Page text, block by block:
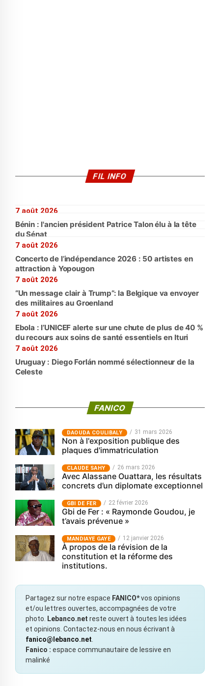
FIL INFO
7 août 2026
Bénin : l'ancien président Patrice Talon élu à la tête
du Sénat
7 août 2026
Concerto de l’indépendance 2026 : 50 artistes en
attraction à Yopougon
7 août 2026
“Un message clair à Trump”: la Belgique va envoyer
des militaires au Groenland
7 août 2026
Ebola : l’UNICEF alerte sur une chute de plus de 40 %
du recours aux soins de santé essentiels en Ituri
7 août 2026
Uruguay : Diego Forlán nommé sélectionneur de la
Celeste
FANICO
‎DAOUDA COULIBALY 31 mars 2026
Non à l'exposition publique des
plaques d'immatriculation
CLAUDE SAHY 26 mars 2026
Avec Alassane Ouattara, les résultats
concrets d’un diplomate exceptionnel
GBI DE FER 22 février 2026
Gbi de Fer : « Raymonde Goudou, je
t’avais prévenue »
MANDIAYE GAYE 12 janvier 2026
À propos de la révision de la
constitution et la réforme des
institutions.
Partagez sur notre espace FANICO*vos opinions
et/ou lettres ouvertes, accompagnées de votre
photo.
Lebanco.net reste ouvert à toutes les idées
et opinions. Contactez-nous en nous écrivant à
fanico@lebanco.net
Fanico : espace communautaire de lessive en
malinké